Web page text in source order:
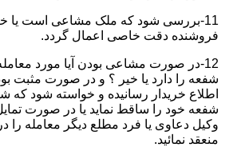
11-بررسی شود که ملک مشاعی است یا
فروشنده دقت خاصی اعمال گردد.
12-در صورت مشاعی بودن آیا مورد
شفعه را دارد یا خیر ؟ و در صورت مثبت
اطلاع خریدار رسانیده و خواسته شود که
شفعه خود را ساقط نماید یا در صورت
وکیل دعاوی یا فرد مطلع دیگر معامله را
منعقد نمائید.